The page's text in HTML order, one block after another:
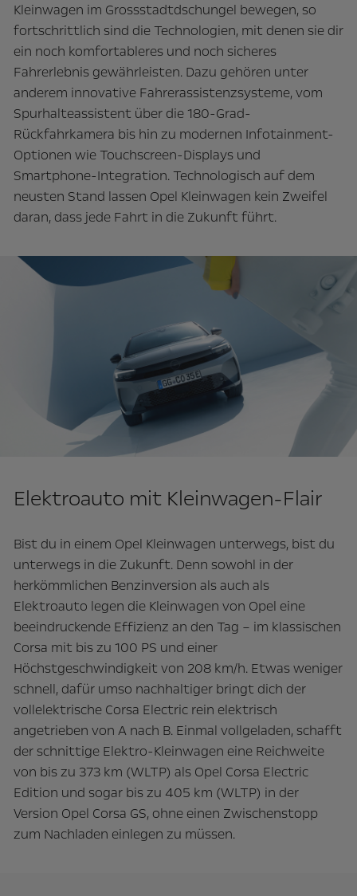
Kleinwagen im Grossstadtdschungel bewegen, so
fortschrittlich sind die Technologien, mit denen sie dir
ein noch komfortableres und noch sicheres
Fahrerlebnis gewährleisten. Dazu gehören unter
anderem innovative Fahrerassistenzsysteme, vom
Spurhalteassistent über die 180-Grad-
Rückfahrkamera bis hin zu modernen Infotainment-
Optionen wie Touchscreen-Displays und
Smartphone-Integration. Technologisch auf dem
neusten Stand lassen Opel Kleinwagen kein Zweifel
daran, dass jede Fahrt in die Zukunft führt.
Elektroauto mit Kleinwagen-Flair
Bist du in einem Opel Kleinwagen unterwegs, bist du
unterwegs in die Zukunft. Denn sowohl in der
herkömmlichen Benzinversion als auch als
Elektroauto legen die Kleinwagen von Opel eine
beeindruckende Effizienz an den Tag – im klassischen
Corsa mit bis zu 100 PS und einer
Höchstgeschwindigkeit von 208 km/h. Etwas weniger
schnell, dafür umso nachhaltiger bringt dich der
vollelektrische Corsa Electric rein elektrisch
angetrieben von A nach B. Einmal vollgeladen, schafft
der schnittige Elektro-Kleinwagen eine Reichweite
von bis zu 373 km (WLTP) als Opel Corsa Electric
Edition und sogar bis zu 405 km (WLTP) in der
Version Opel Corsa GS, ohne einen Zwischenstopp
zum Nachladen einlegen zu müssen.